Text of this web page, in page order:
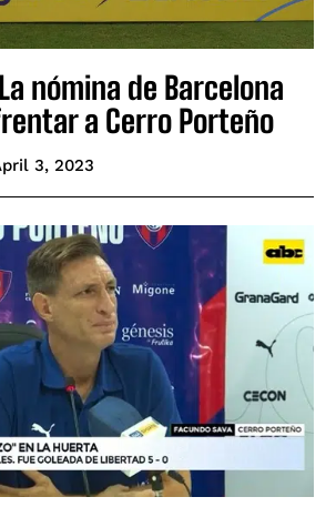
nómina de Barcelona
a Cerro Porteño
3, 2023